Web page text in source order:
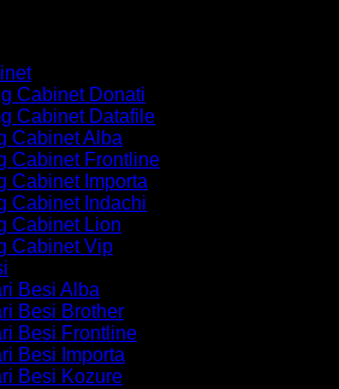
Cabinet Donati
Cabinet Datafile
Cabinet Alba
Cabinet Frontline
Cabinet Importa
Cabinet Indachi
Cabinet Lion
Cabinet Vip
Besi Alba
Besi Brother
Besi Frontline
Besi Importa
Besi Kozure